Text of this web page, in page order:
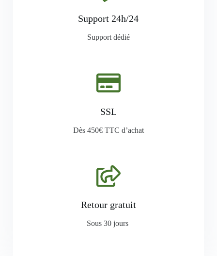
Support 24h/24
Support dédié
SSL
Dès 450€ TTC d’achat
Retour gratuit
Sous 30 jours